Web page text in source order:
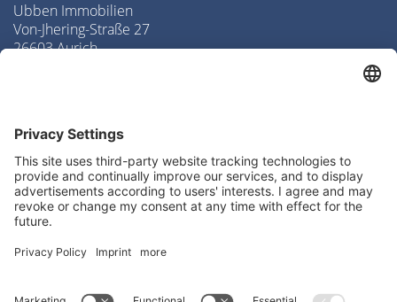
Ubben Immobilien
Von-Jhering-Straße 27
26603 Aurich
LAGE & ROUTENPLANUNG
Routenplanung zu uns
the Google Maps service!